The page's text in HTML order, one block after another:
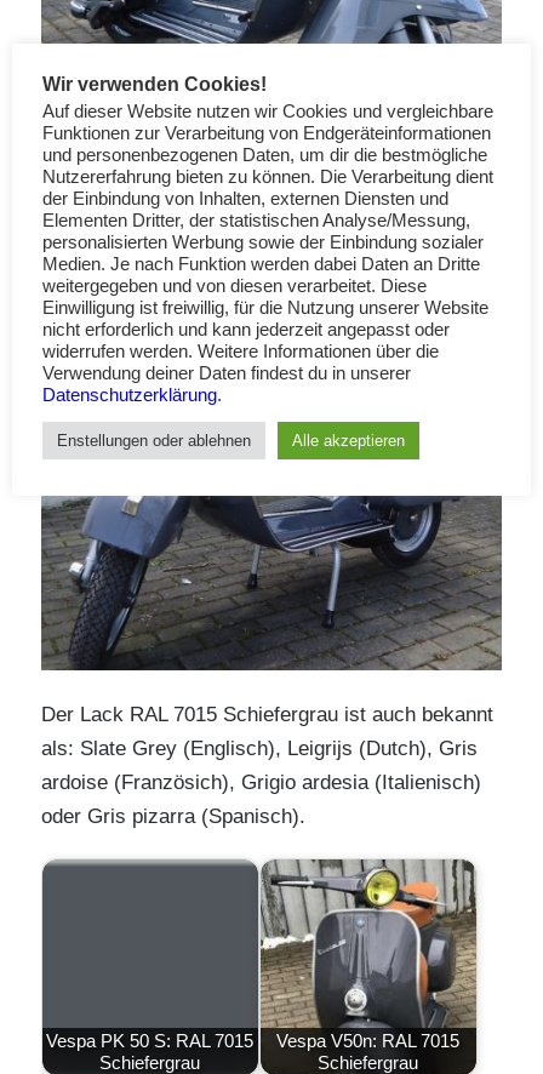
Der Lack RAL 7015 Schiefergrau ist auch bekannt
als: Slate Grey (Englisch), Leigrijs (Dutch), Gris
ardoise (Französich), Grigio ardesia (Italienisch)
oder Gris pizarra (Spanisch).
Vespa PK 50 S: RAL 7015
Schiefergrau
Vespa V50n: RAL 7015
Schiefergrau
Wir verwenden Cookies!
Auf dieser Website nutzen wir Cookies und vergleichbare
Funktionen zur Verarbeitung von Endgeräteinformationen
und personenbezogenen Daten, um dir die bestmögliche
Nutzererfahrung bieten zu können. Die Verarbeitung dient
der Einbindung von Inhalten, externen Diensten und
Elementen Dritter, der statistischen Analyse/Messung,
personalisierten Werbung sowie der Einbindung sozialer
Medien. Je nach Funktion werden dabei Daten an Dritte
weitergegeben und von diesen verarbeitet. Diese
Einwilligung ist freiwillig, für die Nutzung unserer Website
nicht erforderlich und kann jederzeit angepasst oder
widerrufen werden. Weitere Informationen über die
Verwendung deiner Daten findest du in unserer
Datenschutzerklärung.
Enstellungen oder ablehnen Alle akzeptieren